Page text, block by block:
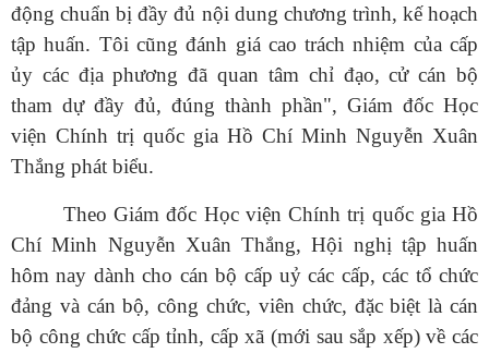
động chuẩn bị đầy đủ nội dung chương trình, kế hoạch
tập huấn. Tôi cũng đánh giá cao trách nhiệm của cấp
ủy các địa phương đã quan tâm chỉ đạo, cử cán bộ
tham dự đầy đủ, đúng thành phần", Giám đốc Học
viện Chính trị quốc gia Hồ Chí Minh Nguyễn Xuân
Thắng phát biểu.
Theo Giám đốc Học viện Chính trị quốc gia Hồ
Chí Minh Nguyễn Xuân Thắng, Hội nghị tập huấn
hôm nay dành cho cán bộ cấp uỷ các cấp, các tổ chức
đảng và cán bộ, công chức, viên chức, đặc biệt là cán
bộ công chức cấp tỉnh, cấp xã (mới sau sắp xếp) về các